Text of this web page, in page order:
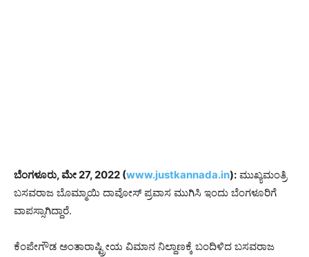
ಬೆಂಗಳೂರು, ಮೇ 27, 2022 (www.justkannada.in): ಮುಖ್ಯಮಂತ್ರಿ
ಬಸವರಾಜ ಬೊಮ್ಮಾಯಿ ದಾವೋಸ್ ಪ್ರವಾಸ ಮುಗಿಸಿ ಇಂದು ಬೆಂಗಳೂರಿಗೆ
ವಾಪಸ್ಸಾಗಿದ್ದಾರೆ.
ಕೆಂಪೇಗೌಡ ಅಂತಾರಾಷ್ಟ್ರೀಯ ವಿಮಾನ ನಿಲ್ದಾಣಕ್ಕೆ ಬಂದಿಳಿದ ಬಸವರಾಜ